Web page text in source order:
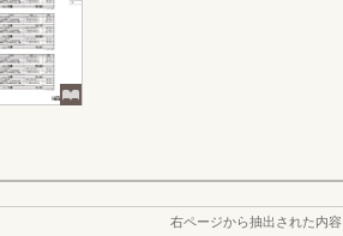
右ページから抽出された内容